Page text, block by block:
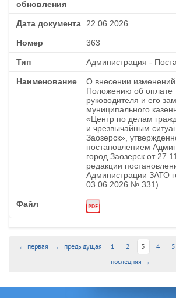
22.06.2026
363
Администрация -
О внесении
Положению об оплате
руководителя и его
муниципального
«Центр по делам
и чрезвычайным
Заозерск»,
постановлением
город Заозерск от
редакции
Администрации ЗАТО
03.06.2026 № 331)
← первая ← предыдущая 1 2 3 4 5
последняя →